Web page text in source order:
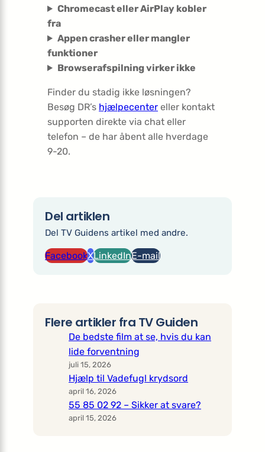
Chromecast eller AirPlay kobler
fra
Appen crasher eller mangler
funktioner
Browserafspilning virker ikke
Finder du stadig ikke løsningen?
Besøg DR’s hjælpecenter eller kontakt
supporten direkte via chat eller
telefon – de har åbent alle hverdage
9-20.
Del artiklen
Del TV Guidens artikel med andre.
FacebookXLinkedInE-mail
Flere artikler fra TV Guiden
De bedste film at se, hvis du kan
lide forventning
juli 15, 2026
Hjælp til Vadefugl krydsord
april 16, 2026
55 85 02 92 – Sikker at svare?
april 15, 2026